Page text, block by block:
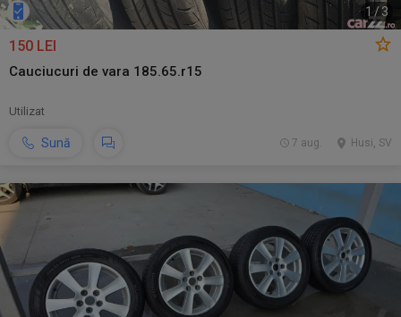
1 /3
150 LEI
Cauciucuri de vara 185.65.r15
Utilizat
Sună Husi, SV
7 aug.